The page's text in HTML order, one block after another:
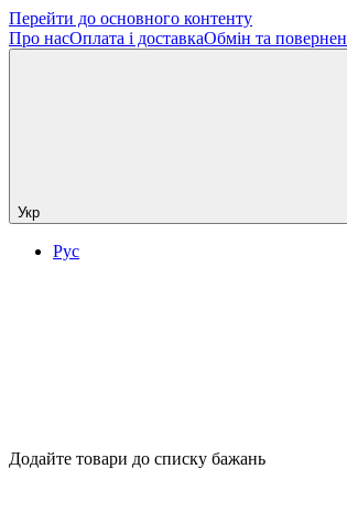
Перейти до основного контенту
Про насОплата і доставкаОбмін та
Укр
Рус
Додайте товари до списку бажань